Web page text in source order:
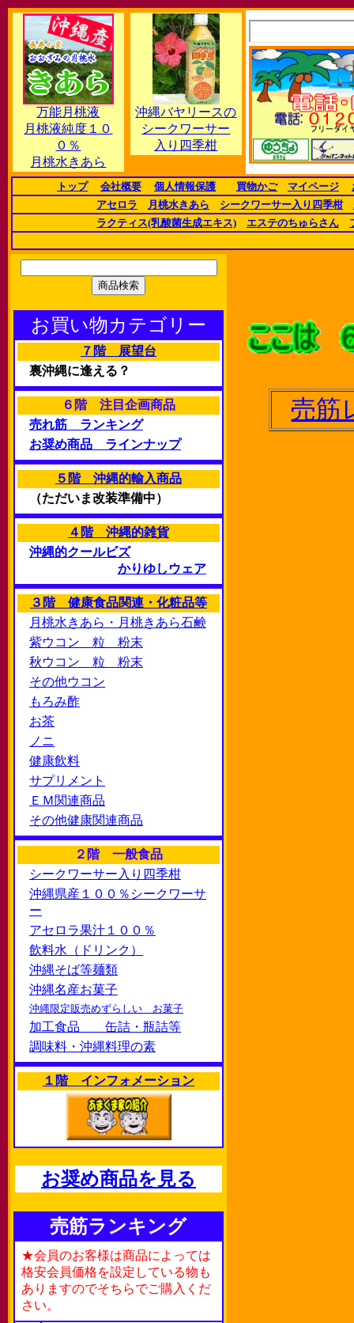
万能月桃液
月桃液純度１０
０％
月桃水きあら
沖縄バヤリースの
シークワーサー
入り四季柑
トップ 会社概要 個人情報保護 買物かご マイページ
アセロラ
月桃水きあら シークワーサー入り四季柑
ラクティス(乳酸菌生成エキス)
エステのちゅらさん
お買い物カテゴリー
７階 展望台
裏沖縄に逢える？
６階 注目企画商品
売れ筋 ランキング
お奨め商品 ラインナップ
５階 沖縄的輸入商品
（ただいま改装準備中）
４階 沖縄的雑貨
沖縄的クールビズ
かりゆしウェア
３階 健康食品関連・化粧品等
月桃水きあら・月桃きあら石鹸
紫ウコン 粒 粉末
秋ウコン 粒 粉末
その他ウコン
もろみ酢
お茶
ノニ
健康飲料
サプリメント
ＥＭ関連商品
その他健康関連商品
２階 一般食品
シークワーサー入り四季柑
沖縄県産１００％シークワーサ
ー
アセロラ果汁１００％
飲料水（ドリンク）
沖縄そば等麺類
沖縄名産お菓子
沖縄限定販売めずらしい お菓子
加工食品 缶詰・瓶詰等
調味料・沖縄料理の素
１階 インフォメーション
お奨め商品を見る
売筋ランキング
★会員のお客様は商品によっては
格安会員価格を設定している物も
ありますのでそちらでご購入くだ
さい。
売筋